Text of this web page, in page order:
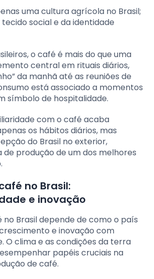
uma cultura agrícola no Brasil;
social e da identidade
o café é mais do que uma
central em rituais diários,
da manhã até as reuniões de
está associado a momentos
símbolo de hospitalidade.
com o café acaba
os hábitos diários, mas
do Brasil no exterior,
de produção de um dos melhores
no Brasil:
e inovação
Brasil depende de como o país
e inovação com
O clima e as condições da terra
papéis cruciais na
de café.